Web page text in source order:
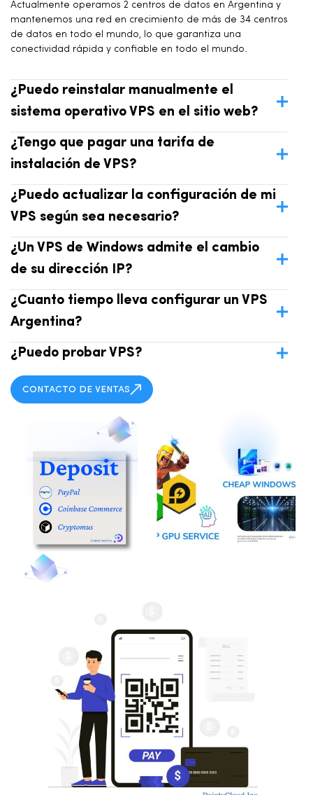
Actualmente operamos 2 centros de datos en Argentina y
mantenemos una red en crecimiento de más de 34 centros
de datos en todo el mundo, lo que garantiza una
conectividad rápida y confiable en todo el mundo.
¿Puedo reinstalar manualmente el
sistema operativo VPS en el sitio web?
¿Tengo que pagar una tarifa de
instalación de VPS?
¿Puedo actualizar la configuración de mi
VPS según sea necesario?
¿Un VPS de Windows admite el cambio
de su dirección IP?
¿Cuanto tiempo lleva configurar un VPS
Argentina?
¿Puedo probar VPS?
CONTACTO DE VENTAS